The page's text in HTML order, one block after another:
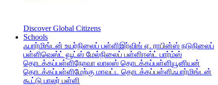
Discover Global Citizens
Schools
ஃபார்மிங்டன் உயர்நிலைப் பள்ளிஇர்விங் ஏ. ராபின்ஸ் நடுநிலைப்
பள்ளிவெஸ்ட் வூட்ஸ் மேல்நிலைப் பள்ளிஈஸ்ட் பார்ம்ஸ்
தொடக்கப்பள்ளிநோவா வாலஸ் தொடக்கப்பள்ளியூனியன்
தொடக்கப்பள்ளிமேற்கு மாவட்ட தொடக்கப்பள்ளிஃபார்மிங்டன்
கூட்டு பாலர் பள்ளி